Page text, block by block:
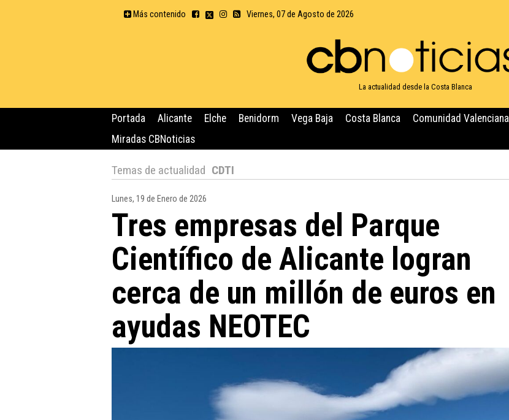
Más contenido Viernes, 07 de Agosto de 2026
La actualidad desde la Costa Blanca
Portada Alicante Elche Benidorm Vega Baja Costa Blanca Comunidad Valenciana
Miradas CBNoticias
Temas de actualidad CDTI
Lunes, 19 de Enero de 2026
Tres empresas del Parque
Científico de Alicante logran
cerca de un millón de euros en
ayudas NEOTEC